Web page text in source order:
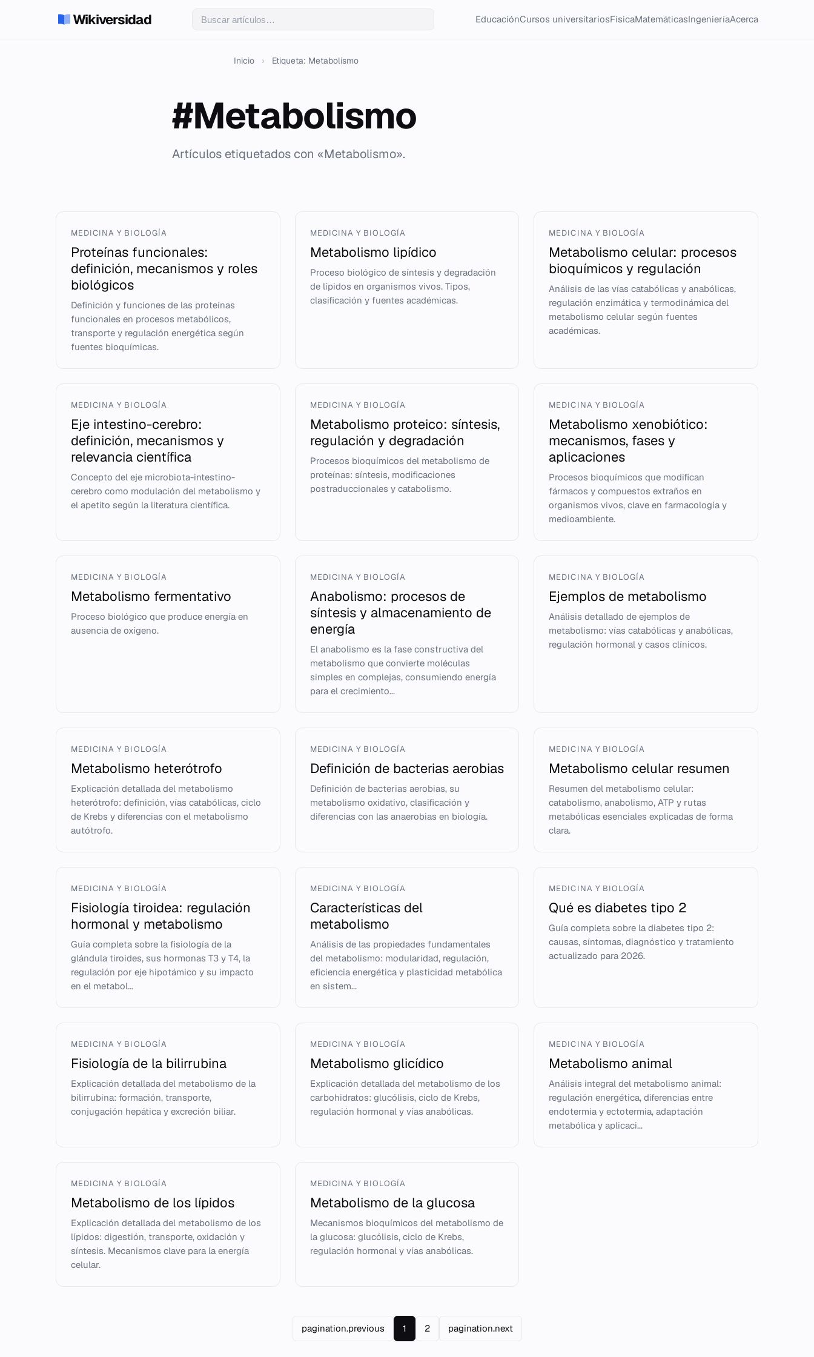
Wikiversidad EducaciónCursos universitariosFísicaMatemáticasIngenieríaAcerca
Inicio › Etiqueta: Metabolismo
#Metabolismo
Artículos etiquetados con «Metabolismo».
MEDICINA Y BIOLOGÍA
Proteínas funcionales:
definición, mecanismos y roles
biológicos
Definición y funciones de las proteínas
funcionales en procesos metabólicos,
transporte y regulación energética según
fuentes bioquímicas.
MEDICINA Y BIOLOGÍA
Metabolismo lipídico
Proceso biológico de síntesis y degradación
de lípidos en organismos vivos. Tipos,
clasificación y fuentes académicas.
MEDICINA Y BIOLOGÍA
Metabolismo celular: procesos
bioquímicos y regulación
Análisis de las vías catabólicas y anabólicas,
regulación enzimática y termodinámica del
metabolismo celular según fuentes
académicas.
MEDICINA Y BIOLOGÍA
Eje intestino-cerebro:
definición, mecanismos y
relevancia científica
Concepto del eje microbiota-intestino-
cerebro como modulación del metabolismo y
el apetito según la literatura científica.
MEDICINA Y BIOLOGÍA
Metabolismo proteico: síntesis,
regulación y degradación
Procesos bioquímicos del metabolismo de
proteínas: síntesis, modificaciones
postraduccionales y catabolismo.
MEDICINA Y BIOLOGÍA
Metabolismo xenobiótico:
mecanismos, fases y
aplicaciones
Procesos bioquímicos que modifican
fármacos y compuestos extraños en
organismos vivos, clave en farmacología y
medioambiente.
MEDICINA Y BIOLOGÍA
Metabolismo fermentativo
Proceso biológico que produce energía en
ausencia de oxígeno.
MEDICINA Y BIOLOGÍA
Anabolismo: procesos de
síntesis y almacenamiento de
energía
El anabolismo es la fase constructiva del
metabolismo que convierte moléculas
simples en complejas, consumiendo energía
para el crecimiento...
MEDICINA Y BIOLOGÍA
Ejemplos de metabolismo
Análisis detallado de ejemplos de
metabolismo: vías catabólicas y anabólicas,
regulación hormonal y casos clínicos.
MEDICINA Y BIOLOGÍA
Metabolismo heterótrofo
Explicación detallada del metabolismo
heterótrofo: definición, vías catabólicas, ciclo
de Krebs y diferencias con el metabolismo
autótrofo.
MEDICINA Y BIOLOGÍA
Definición de bacterias aerobias
Definición de bacterias aerobias, su
metabolismo oxidativo, clasificación y
diferencias con las anaerobias en biología.
MEDICINA Y BIOLOGÍA
Metabolismo celular resumen
Resumen del metabolismo celular:
catabolismo, anabolismo, ATP y rutas
metabólicas esenciales explicadas de forma
clara.
MEDICINA Y BIOLOGÍA
Fisiología tiroidea: regulación
hormonal y metabolismo
Guía completa sobre la fisiología de la
glándula tiroides, sus hormonas T3 y T4, la
regulación por eje hipotámico y su impacto
en el metabol...
MEDICINA Y BIOLOGÍA
Características del
metabolismo
Análisis de las propiedades fundamentales
del metabolismo: modularidad, regulación,
eficiencia energética y plasticidad metabólica
en sistem...
MEDICINA Y BIOLOGÍA
Qué es diabetes tipo 2
Guía completa sobre la diabetes tipo 2:
causas, síntomas, diagnóstico y tratamiento
actualizado para 2026.
MEDICINA Y BIOLOGÍA
Fisiología de la bilirrubina
Explicación detallada del metabolismo de la
bilirrubina: formación, transporte,
conjugación hepática y excreción biliar.
MEDICINA Y BIOLOGÍA
Metabolismo glicídico
Explicación detallada del metabolismo de los
carbohidratos: glucólisis, ciclo de Krebs,
regulación hormonal y vías anabólicas.
MEDICINA Y BIOLOGÍA
Metabolismo animal
Análisis integral del metabolismo animal:
regulación energética, diferencias entre
endotermia y ectotermia, adaptación
metabólica y aplicaci...
MEDICINA Y BIOLOGÍA
Metabolismo de los lípidos
Explicación detallada del metabolismo de los
lípidos: digestión, transporte, oxidación y
síntesis. Mecanismos clave para la energía
celular.
MEDICINA Y BIOLOGÍA
Metabolismo de la glucosa
Mecanismos bioquímicos del metabolismo de
la glucosa: glucólisis, ciclo de Krebs,
regulación hormonal y vías anabólicas.
pagination.previous 1 2 pagination.next